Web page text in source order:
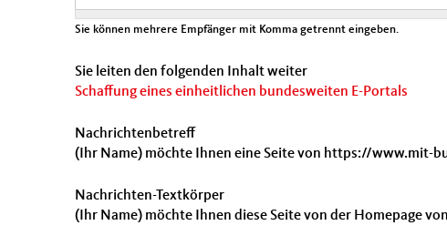
Sie können mehrere Empfänger mit Komma getrennt eingeben.
Sie leiten den folgenden Inhalt weiter
Schaffung eines einheitlichen bundesweiten E-Portals
Nachrichtenbetreff
(Ihr Name) möchte Ihnen eine Seite von https://www.mit-
Nachrichten-Textkörper
(Ihr Name) möchte Ihnen diese Seite von der Homepage